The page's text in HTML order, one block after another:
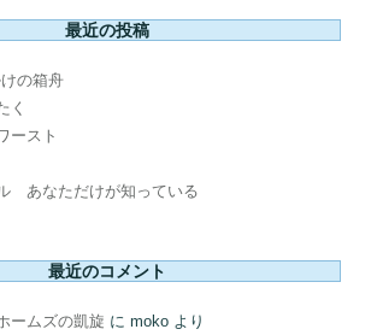
最近の投稿
の箱舟
く
ースト
あなただけが知っている
最近のコメント
ームズの凱旋 に moko より